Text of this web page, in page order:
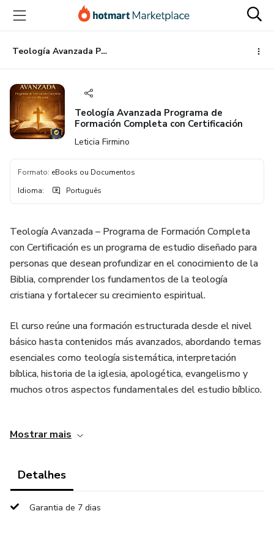
para
conteúdo
principal
para
pagamento
para
rodapé
Teología Avanzada Programa de Formación Completa con Certificación
Teología Avanzada Programa de
Formación Completa con Certificación
Leticia Firmino
Formato: eBooks ou Documentos
Idioma: Português
Teología Avanzada – Programa de Formación Completa
con Certificación es un programa de estudio diseñado para
personas que desean profundizar en el conocimiento de la
Biblia, comprender los fundamentos de la teología
cristiana y fortalecer su crecimiento espiritual.
El curso reúne una formación estructurada desde el nivel
básico hasta contenidos más avanzados, abordando temas
esenciales como teología sistemática, interpretación
bíblica, historia de la iglesia, apologética, evangelismo y
muchos otros aspectos fundamentales del estudio bíblico.
puedas estudiar a tu propio ritmo, desde cualquier
Además del programa principal, recibirás materiales
herramientas de estudio bíblico, diccionarios especializados
Mostrar mais
Detalhes
Garantia de 7 dias